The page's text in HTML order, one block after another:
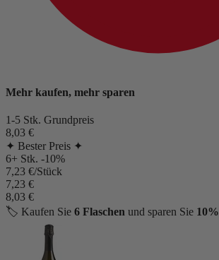
Mehr kaufen, mehr sparen
1-5 Stk. Grundpreis
8,03 €
✦ Bester Preis ✦
6+ Stk. -10%
7,23 €/Stück
7,23 €
8,03 €
🏷️ Kaufen Sie 6 Flaschen und sparen Sie 10%